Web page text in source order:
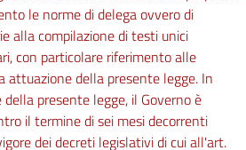
le norme di delega ovvero di
alla compilazione di testi unici
con particolare riferimento alle
attuazione della presente legge. In
presente legge, il Governo è
il termine di sei mesi decorrenti
dei decreti legislativi di cui all'art.